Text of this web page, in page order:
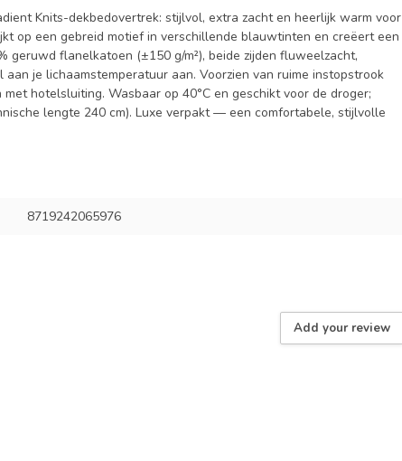
Knits-dekbedovertrek: stijlvol, extra zacht en heerlijk warm voor
op een gebreid motief in verschillende blauwtinten en creëert een
geruwd flanelkatoen (±150 g/m²), beide zijden fluweelzacht,
je lichaamstemperatuur aan. Voorzien van ruime instopstrook
hotelsluiting. Wasbaar op 40°C en geschikt voor de droger;
lengte 240 cm). Luxe verpakt — een comfortabele, stijlvolle
8719242065976
Add your review